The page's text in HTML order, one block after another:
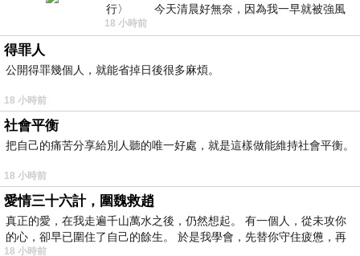
行〉 今天清晨好無奈，因為我一早就被強風
18 小時前
得罪人
公開得罪幾個人，就能省掉日後很多麻煩。
18 小時前
社會平衡
把自己的痛苦分享給別人聽的唯一好處，就是這樣做能維持社會平衡。
18 小時前
愛情三十六計，圍魏救趙
真正的愛，在我走遍千山萬水之後，仍然想起。 有一個人，從未攻你
的心，卻早已圍住了自己的餘生。 於是我學會，先替你守住疲憊，再
18 小時前